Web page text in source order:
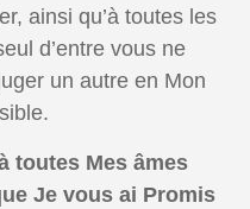
ainsi qu’à toutes les
d’entre vous ne
un autre en Mon
toutes Mes âmes
Je vous ai Promis